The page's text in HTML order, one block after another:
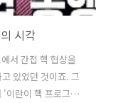
시각
서 간접 핵 협상을
있었던 것이죠. 그
'이란이 핵 프로그램